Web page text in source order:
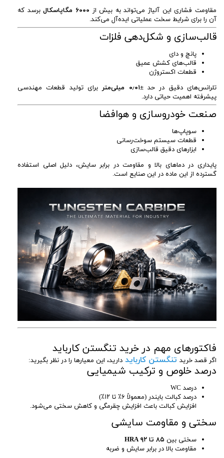
مقاومت فشاری این آلیاژ می‌تواند به بیش از ۶۰۰۰ مگاپاسکال
برسد که
آن را برای شرایط سخت عملیاتی ایده‌آل می‌کند.
قالب‌سازی و شکل‌دهی فلزات
پانچ و دای
قالب‌های کشش عمیق
قطعات اکستروژن
تلرانس‌های دقیق در حد±۰٫۰۱ میلی‌متر
برای تولید قطعات مهندسی
پیشرفته اهمیت حیاتی دارد.
صنعت خودروسازی و هوافضا
سوپاپ‌ها
قطعات سیستم سوخت‌رسانی
ابزارهای دقیق قالب‌سازی
پایداری در دماهای بالا و مقاومت در برابر سایش، دلیل اصلی استفاده
گسترده از این ماده در این صنایع است.
فاکتورهای مهم در خرید تنگستن کارباید
اگر قصد خرید تنگستن کاربایددارید، این معیارها را در نظر بگیرید:
درصد خلوص و ترکیب شیمیایی
درصد WC
درصد کبالت بایندر (معمولاً ۶٪ تا ۱۲٪)
افزایش کبالت باعث افزایش چقرمگی و کاهش سختی می‌شود.
سختی و مقاومت سایشی
سختی بین ۸۵ تا ۹۲ HRA
مقاومت بالا در برابر سایش و ضربه